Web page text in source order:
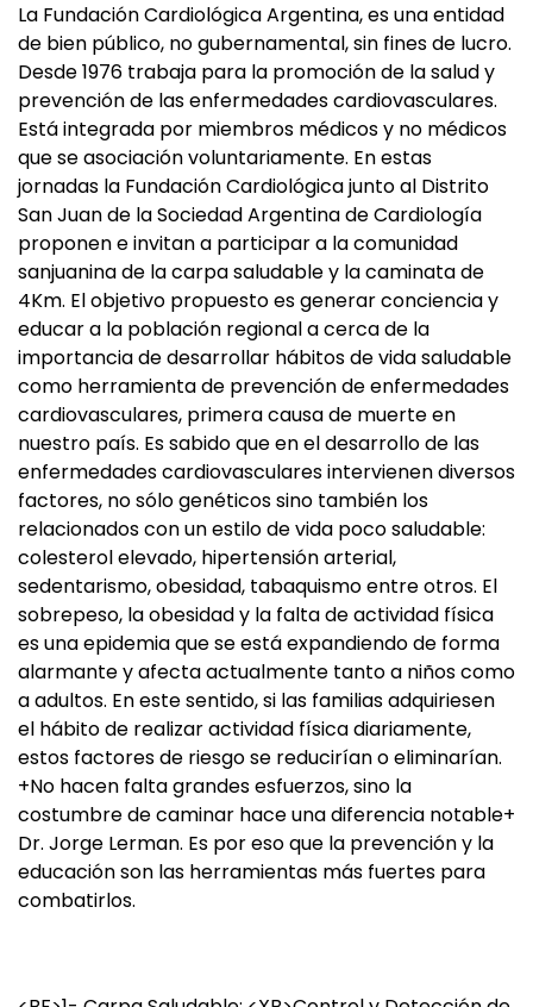
La Fundación Cardiológica Argentina, es una entidad
de bien público, no gubernamental, sin fines de lucro.
Desde 1976 trabaja para la promoción de la salud y
prevención de las enfermedades cardiovasculares.
Está integrada por miembros médicos y no médicos
que se asociación voluntariamente. En estas
jornadas la Fundación Cardiológica junto al Distrito
San Juan de la Sociedad Argentina de Cardiología
proponen e invitan a participar a la comunidad
sanjuanina de la carpa saludable y la caminata de
4Km. El objetivo propuesto es generar conciencia y
educar a la población regional a cerca de la
importancia de desarrollar hábitos de vida saludable
como herramienta de prevención de enfermedades
cardiovasculares, primera causa de muerte en
nuestro país. Es sabido que en el desarrollo de las
enfermedades cardiovasculares intervienen diversos
factores, no sólo genéticos sino también los
relacionados con un estilo de vida poco saludable:
colesterol elevado, hipertensión arterial,
sedentarismo, obesidad, tabaquismo entre otros. El
sobrepeso, la obesidad y la falta de actividad física
es una epidemia que se está expandiendo de forma
alarmante y afecta actualmente tanto a niños como
a adultos. En este sentido, si las familias adquiriesen
el hábito de realizar actividad física diariamente,
estos factores de riesgo se reducirían o eliminarían.
+No hacen falta grandes esfuerzos, sino la
costumbre de caminar hace una diferencia notable+
Dr. Jorge Lerman. Es por eso que la prevención y la
educación son las herramientas más fuertes para
combatirlos.